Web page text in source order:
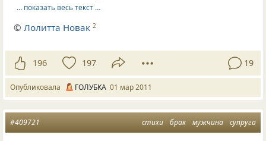
… показать весь текст …
©Лолитта Новак 2
196 197 19
Опубликовала ГОЛУБКА 01 мар 2011
стихи брак мужчина супруга
#409721